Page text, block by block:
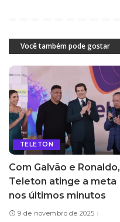
Você também pode gostar
TELETON
Com Galvão e Ronaldo,
Teleton atinge a meta
nos últimos minutos
9 de novembro de 2025